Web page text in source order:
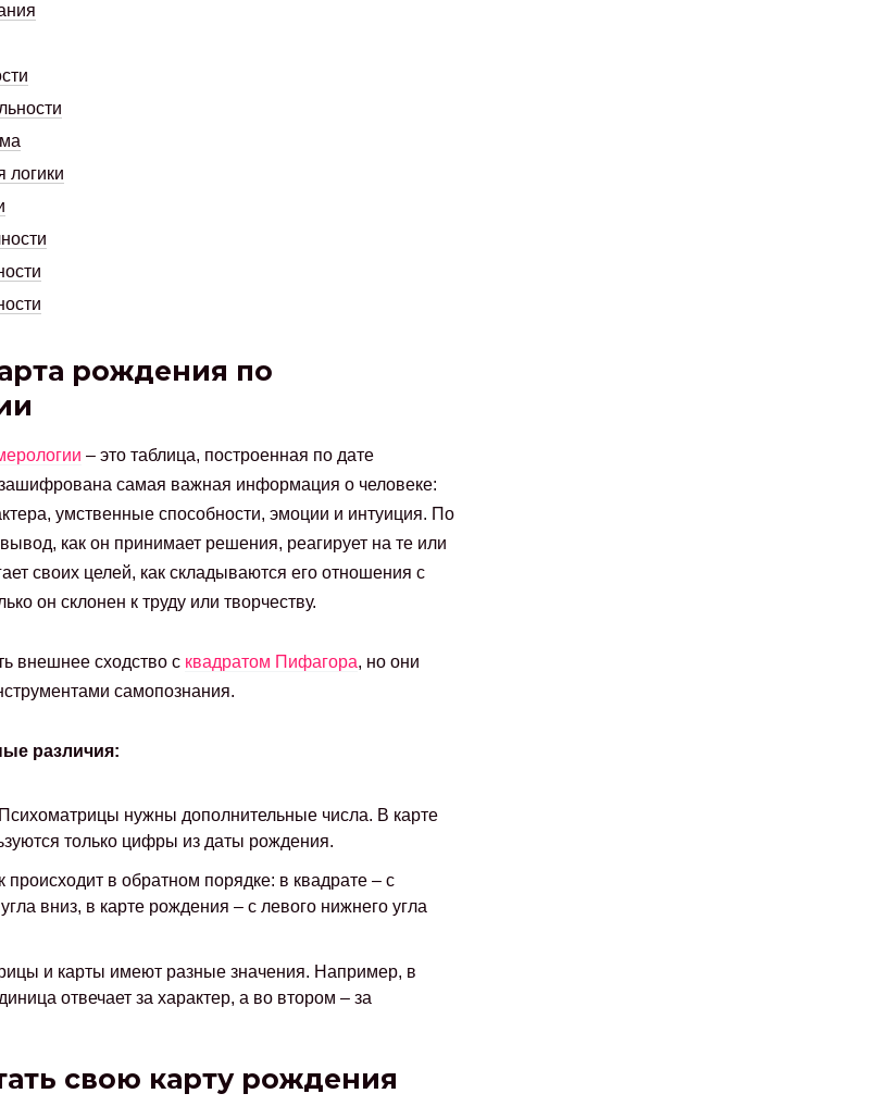
логики
рождения по
– это таблица, построенная по дате
самая важная информация о человеке:
умственные способности, эмоции и интуиция. По
как он принимает решения, реагирует на те или
своих целей, как складываются его отношения с
он склонен к труду или творчеству.
внешнее сходство с квадратом Пифагора, но они
самопознания.
различия:
нужны дополнительные числа. В карте
только цифры из даты рождения.
происходит в обратном порядке: в квадрате – с
вниз, в карте рождения – с левого нижнего угла
и карты имеют разные значения. Например, в
отвечает за характер, а во втором – за
свою карту рождения